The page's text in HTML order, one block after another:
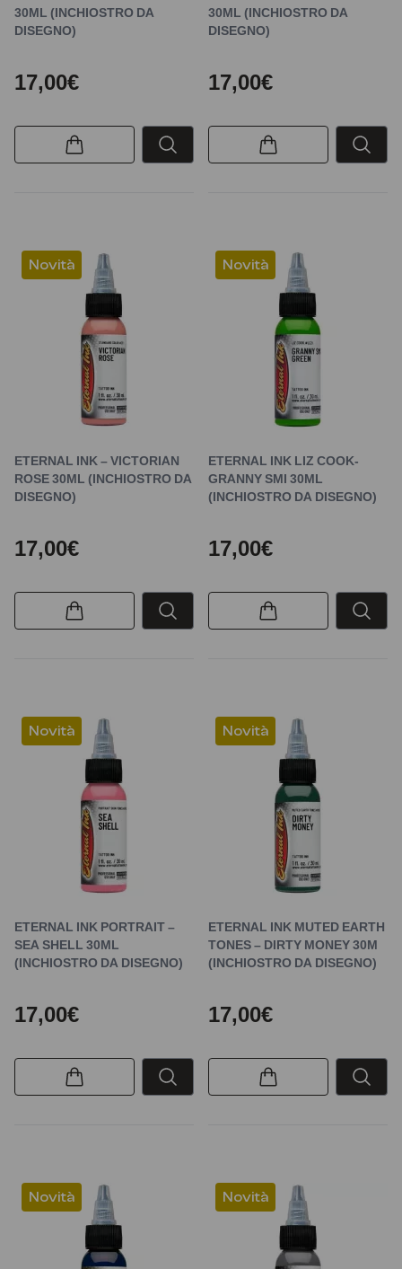
30ML (INCHIOSTRO DA
DISEGNO)
17,00€
30ML (INCHIOSTRO DA
DISEGNO)
17,00€
Novità
ETERNAL INK – VICTORIAN
ROSE 30ML (INCHIOSTRO DA
DISEGNO)
17,00€
Novità
ETERNAL INK LIZ COOK-
GRANNY SMI 30ML
(INCHIOSTRO DA DISEGNO)
17,00€
Novità
ETERNAL INK PORTRAIT –
SEA SHELL 30ML
(INCHIOSTRO DA DISEGNO)
17,00€
Novità
ETERNAL INK MUTED EARTH
TONES – DIRTY MONEY 30M
(INCHIOSTRO DA DISEGNO)
17,00€
Novità Novità